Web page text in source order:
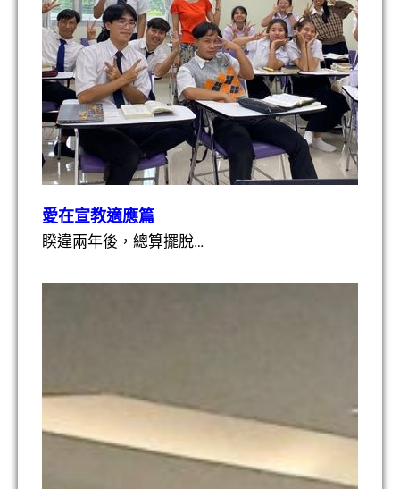
愛在宣教適應篇
睽違兩年後，總算擺脫…